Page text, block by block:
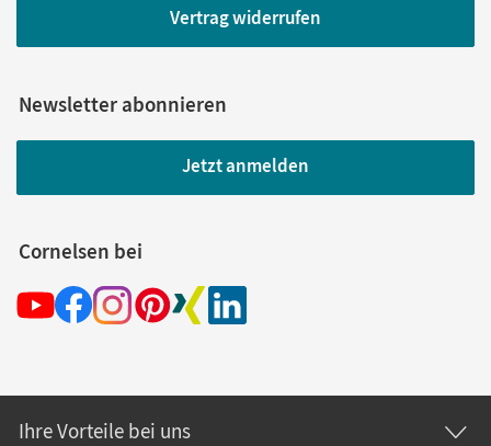
Vertrag widerrufen
Newsletter abonnieren
Jetzt anmelden
Cornelsen bei
Ihre Vorteile bei uns